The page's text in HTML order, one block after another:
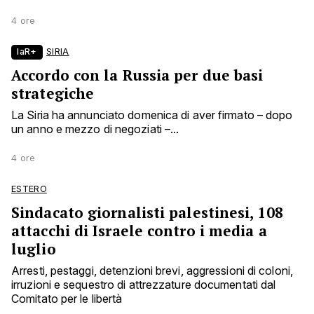
4 ore
laR+ SIRIA
Accordo con la Russia per due basi
strategiche
La Siria ha annunciato domenica di aver firmato – dopo
un anno e mezzo di negoziati –...
4 ore
ESTERO
Sindacato giornalisti palestinesi, 108
attacchi di Israele contro i media a
luglio
Arresti, pestaggi, detenzioni brevi, aggressioni di coloni,
irruzioni e sequestro di attrezzature documentati dal
Comitato per le libertà